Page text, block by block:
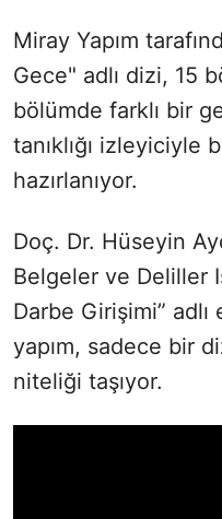
Miray Yapım
Gece" adlı dizi, 15
bölümde farklı bir
tanıklığı izleyiciyle
hazırlanıyor.
Doç. Dr. Hüseyin
Belgeler ve Deliller
Darbe Girişimi”
yapım, sadece bir
niteliği taşıyor.